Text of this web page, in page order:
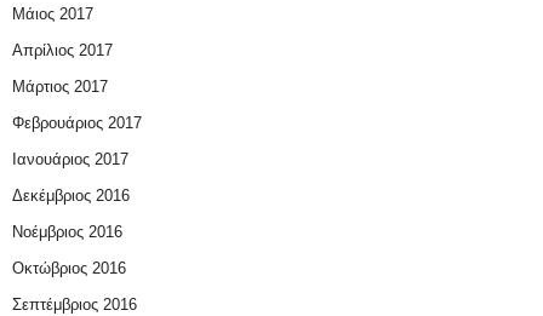
Μάιος 2017
Απρίλιος 2017
Μάρτιος 2017
Φεβρουάριος 2017
Ιανουάριος 2017
Δεκέμβριος 2016
Νοέμβριος 2016
Οκτώβριος 2016
Σεπτέμβριος 2016